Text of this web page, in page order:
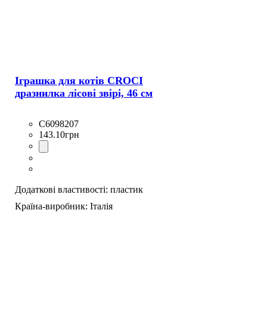
Іграшка для котів CROCI
дразнилка лісові звірі, 46 см
C6098207
143.10грн
Додаткові властивості: пластик
Країна-виробник: Італія